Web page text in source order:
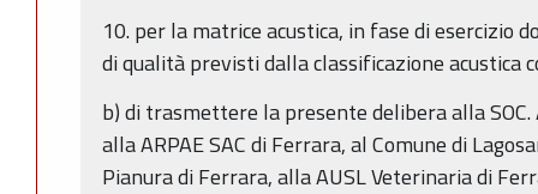
10. per la matrice acustica, in fase di esercizio
di qualità previsti dalla classificazione acustica
b) di trasmettere la presente delibera alla SOC.
alla ARPAE SAC di Ferrara, al Comune di
Pianura di Ferrara, alla AUSL Veterinaria di